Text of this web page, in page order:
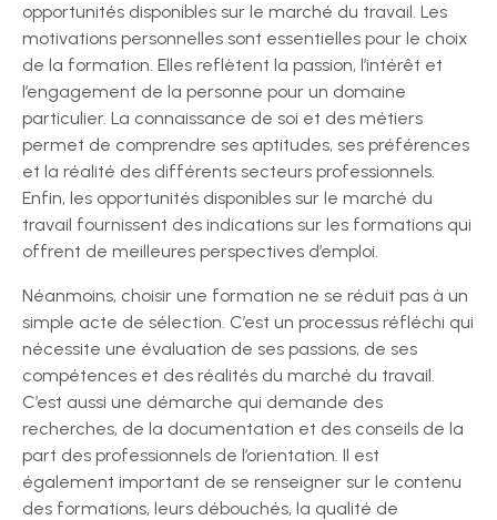
opportunités disponibles sur le marché du travail. Les
motivations personnelles sont essentielles pour le choix
de la formation. Elles reflètent la passion, l’intérêt et
l’engagement de la personne pour un domaine
particulier. La connaissance de soi et des métiers
permet de comprendre ses aptitudes, ses préférences
et la réalité des différents secteurs professionnels.
Enfin, les opportunités disponibles sur le marché du
travail fournissent des indications sur les formations qui
offrent de meilleures perspectives d’emploi.
Néanmoins, choisir une formation ne se réduit pas à un
simple acte de sélection. C’est un processus réfléchi qui
nécessite une évaluation de ses passions, de ses
compétences et des réalités du marché du travail.
C’est aussi une démarche qui demande des
recherches, de la documentation et des conseils de la
part des professionnels de l’orientation. Il est
également important de se renseigner sur le contenu
des formations, leurs débouchés, la qualité de